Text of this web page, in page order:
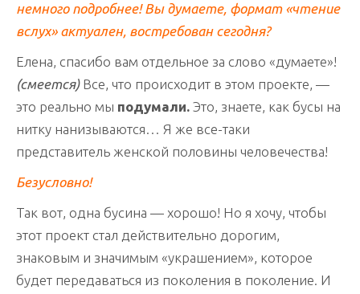
немного подробнее! Вы думаете, формат «чтение
вслух» актуален, востребован сегодня?
Елена, спасибо вам отдельное за слово «думаете»!
(смеется)Все, что происходит в этом проекте, —
это реально мы подумали. Это, знаете, как бусы на
нитку нанизываются… Я же все-таки
представитель женской половины человечества!
Безусловно!
Так вот, одна бусина — хорошо! Но я хочу, чтобы
этот проект стал действительно дорогим,
знаковым и значимым «украшением», которое
будет передаваться из поколения в поколение. И